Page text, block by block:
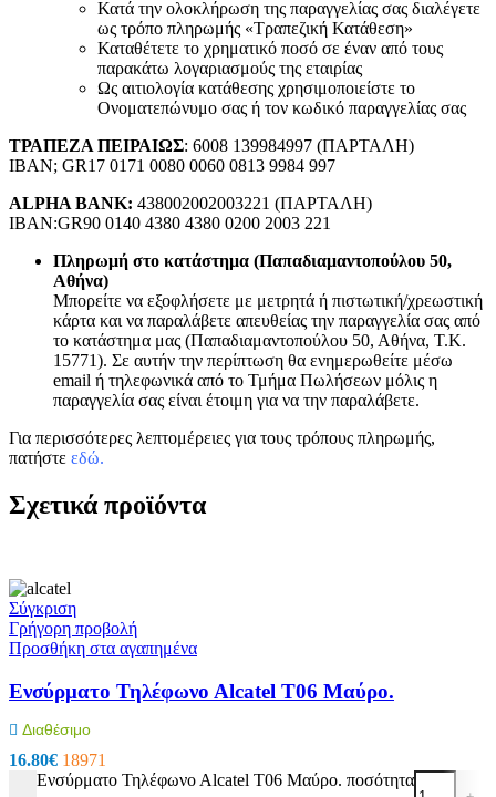
Κατά την ολοκλήρωση της παραγγελίας σας διαλέγετε
ως τρόπο πληρωμής «Τραπεζική Κατάθεση»
Καταθέτετε το χρηματικό ποσό σε έναν από τους
παρακάτω λογαριασμούς της εταιρίας
Ως αιτιολογία κατάθεσης χρησιμοποιείστε το
Ονοματεπώνυμο σας ή τον κωδικό παραγγελίας σας
ΤΡΑΠΕΖΑ ΠΕΙΡΑΙΩΣ: 6008 139984997 (ΠΑΡΤΑΛΗ)
IBAN; GR17 0171 0080 0060 0813 9984 997
ALPHA BANK: 438002002003221 (ΠΑΡΤΑΛΗ)
IBAN:GR90 0140 4380 4380 0200 2003 221
Πληρωμή στο κατάστημα (Παπαδιαμαντοπούλου 50,
Αθήνα)
Μπορείτε να εξοφλήσετε με μετρητά ή πιστωτική/χρεωστική
κάρτα και να παραλάβετε απευθείας την παραγγελία σας από
το κατάστημα μας (Παπαδιαμαντοπούλου 50, Αθήνα, Τ.Κ.
15771). Σε αυτήν την περίπτωση θα ενημερωθείτε μέσω
email ή τηλεφωνικά από το Τμήμα Πωλήσεων μόλις η
παραγγελία σας είναι έτοιμη για να την παραλάβετε.
Για περισσότερες λεπτομέρειες για τους τρόπους πληρωμής,
πατήστε εδώ.
Σχετικά προϊόντα
Σύγκριση
Γρήγορη προβολή
Προσθήκη στα αγαπημένα
Ενσύρματο Τηλέφωνο Αlcatel T06 Μαύρο.
Διαθέσιμο
16.80€ 18971
Ενσύρματο Τηλέφωνο Αlcatel T06 Μαύρο. ποσότητα